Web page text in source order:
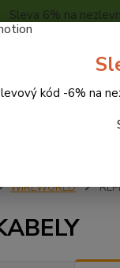
Sleva 6% na
WIREWORLD
kód -6% na